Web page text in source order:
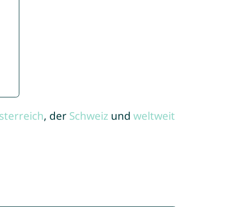
, der Schweiz und weltweit